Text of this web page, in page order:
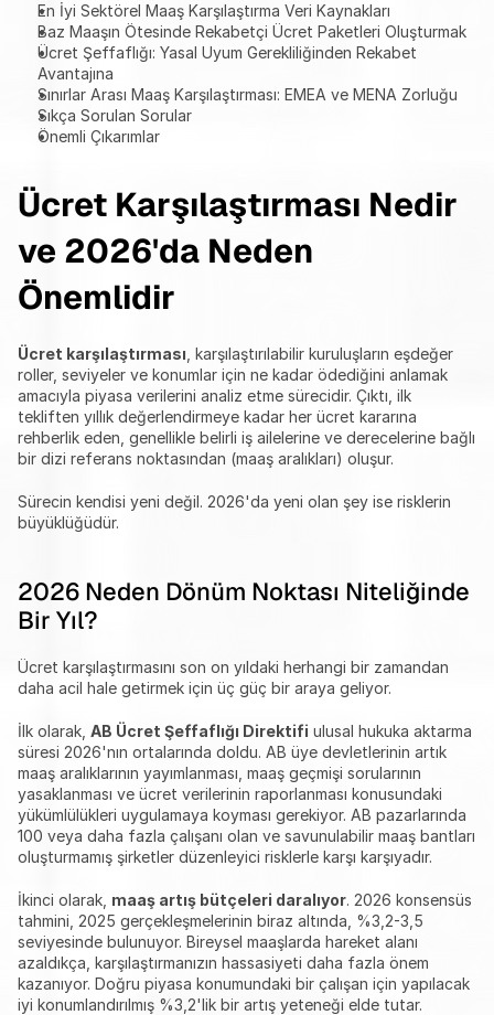
En İyi Sektörel Maaş Karşılaştırma Veri Kaynakları
Baz Maaşın Ötesinde Rekabetçi Ücret Paketleri Oluşturmak
Ücret Şeffaflığı: Yasal Uyum Gerekliliğinden Rekabet
Avantajına
Sınırlar Arası Maaş Karşılaştırması: EMEA ve MENA Zorluğu
Sıkça Sorulan Sorular
Önemli Çıkarımlar
Ücret Karşılaştırması Nedir
ve 2026'da Neden
Önemlidir
Ücret karşılaştırması , karşılaştırılabilir kuruluşların eşdeğer
roller, seviyeler ve konumlar için ne kadar ödediğini anlamak
amacıyla piyasa verilerini analiz etme sürecidir. Çıktı, ilk
tekliften yıllık değerlendirmeye kadar her ücret kararına
rehberlik eden, genellikle belirli iş ailelerine ve derecelerine bağlı
bir dizi referans noktasından (maaş aralıkları) oluşur.
Sürecin kendisi yeni değil. 2026'da yeni olan şey ise risklerin
büyüklüğüdür.
2026 Neden Dönüm Noktası Niteliğinde
Bir Yıl?
Ücret karşılaştırmasını son on yıldaki herhangi bir zamandan
daha acil hale getirmek için üç güç bir araya geliyor.
İlk olarak, AB Ücret Şeffaflığı Direktifi ulusal hukuka aktarma
süresi 2026'nın ortalarında doldu. AB üye devletlerinin artık
maaş aralıklarının yayımlanması, maaş geçmişi sorularının
yasaklanması ve ücret verilerinin raporlanması konusundaki
yükümlülükleri uygulamaya koyması gerekiyor. AB pazarlarında
100 veya daha fazla çalışanı olan ve savunulabilir maaş bantları
oluşturmamış şirketler düzenleyici risklerle karşı karşıyadır.
İkinci olarak, maaş artış bütçeleri daralıyor. 2026 konsensüs
tahmini, 2025 gerçekleşmelerinin biraz altında, %3,2-3,5
seviyesinde bulunuyor. Bireysel maaşlarda hareket alanı
azaldıkça, karşılaştırmanızın hassasiyeti daha fazla önem
kazanıyor. Doğru piyasa konumundaki bir çalışan için yapılacak
iyi konumlandırılmış %3,2'lik bir artış yeteneği elde tutar.